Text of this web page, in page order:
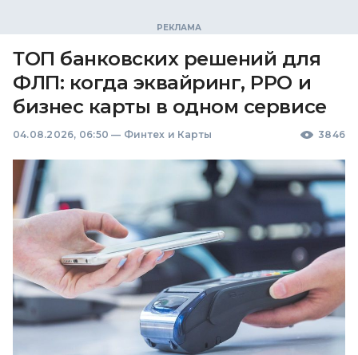
ТОП банковских решений для
ФЛП: когда эквайринг, РРО и
бизнес карты в одном сервисе
04.08.2026, 06:50 — Финтех и Карты 3846